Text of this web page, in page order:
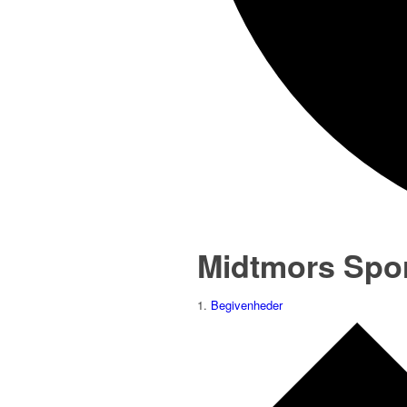
Midtmors
Begivenheder